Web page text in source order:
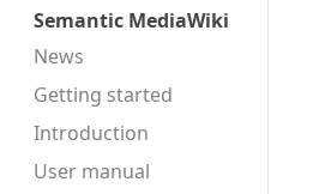
Semantic MediaWiki
News
Getting started
Introduction
User manual